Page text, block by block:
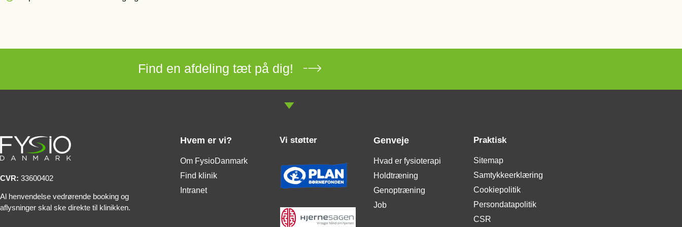
Find en afdeling tæt på dig!
CVR: 33600402
Al henvendelse vedrørende booking og
aflysninger skal ske direkte til klinikken.
Hvem er vi?
Om FysioDanmark
Find klinik
Intranet
Vi støtter Genveje
Hvad er fysioterapi
Holdtræning
Genoptræning
Job
Praktisk
Sitemap
Samtykkeerklæring
Cookiepolitik
Persondatapolitik
CSR